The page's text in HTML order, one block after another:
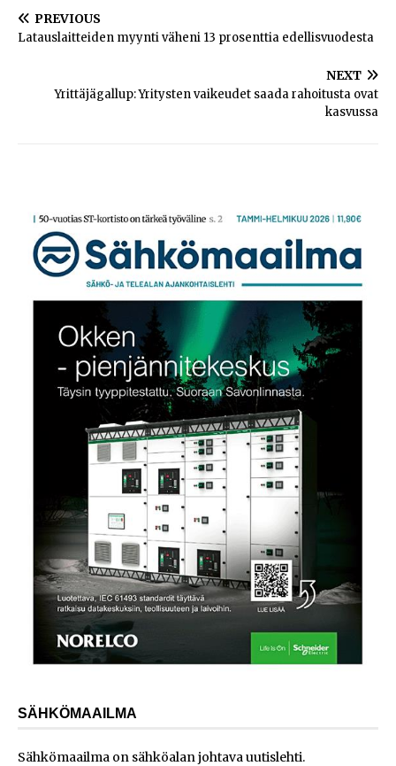
PREVIOUS
Latauslaitteiden myynti väheni 13 prosenttia edellisvuodesta
NEXT
Yrittäjägallup: Yritysten vaikeudet saada rahoitusta ovat
kasvussa
SÄHKÖMAAILMA
Sähkömaailma on sähköalan johtava uutislehti.